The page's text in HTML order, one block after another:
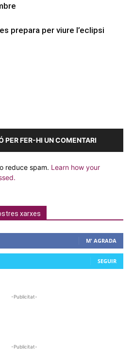
prepara per viure l’eclipsi
PER FER-HI UN COMENTARI
reduce spam. Learn how your
xarxes
M' AGRADA
SEGUIR
-Publicitat-
-Publicitat-